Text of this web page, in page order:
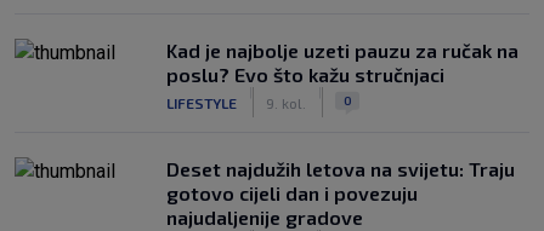
Kad je najbolje uzeti pauzu za ručak na
poslu? Evo što kažu stručnjaci
LIFESTYLE 9. kol. 0
Deset najdužih letova na svijetu: Traju
gotovo cijeli dan i povezuju
najudaljenije gradove